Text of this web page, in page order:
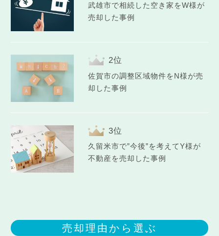
武雄市で相続した空き家をW様が
売却した事例
佐賀市の調整区域物件をN様が売
却した事例
久留米市で”今後”を考えてY様が
不動産を売却した事例
売却理由から選ぶ